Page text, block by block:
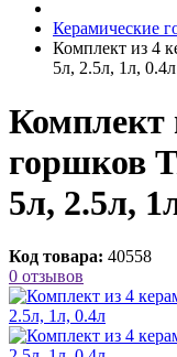
Керамические
Комплект из 4
5л, 2.5л, 1л, 0.4л
Комплект
горшков
5л, 2.5л,
Код товара: 40558
0 отзывов